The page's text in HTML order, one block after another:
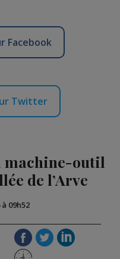
Facebook
Twitter
machine-outil
de l’Arve
09h52